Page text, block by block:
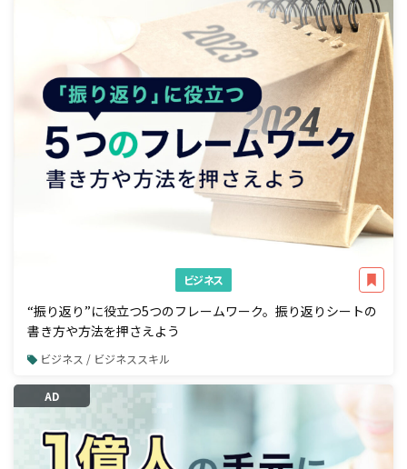
ビジネス
“振り返り”に役立つ5つのフレームワーク。振り返りシートの
書き方や方法を押さえよう
ビジネス / ビジネススキル
AD